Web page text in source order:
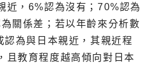
近，6%認為沒有；70%認為
關係差；若以年齡來分析數
為與日本親近，其親近程
且教育程度越高傾向對日本